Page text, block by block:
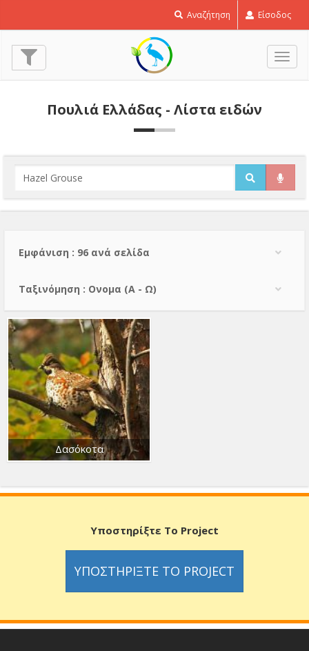
Αναζήτηση Είσοδος
Πουλιά Ελλάδας - Λίστα ειδών
Εμφάνιση : 96 ανά σελίδα
Тαξινόμηση : Ονομα (A - Ω)
Δασόκοτα
Υποστηρίξτε Το Project
ΥΠΟΣΤΗΡΊΞΤΕ ΤΟ PROJECT